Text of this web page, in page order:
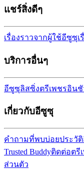
แชร์สิ่งดีๆ
เรื่องราวจากผู้ใช้อีซูซุเ
บริการอื่นๆ
อีซูซุลิสซิ่งตรีเพชรอิน
เกี่ยวกับอีซูซุ
คำถามที่พบบ่อยประวั
Trusted Buddyติดต่อตรี
ส่วนตัว